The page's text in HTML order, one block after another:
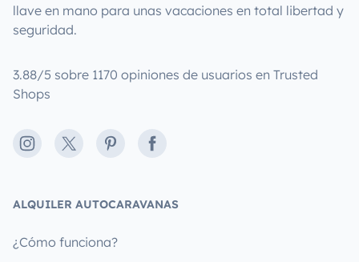
llave en mano para unas vacaciones en total libertad y
seguridad.
3.88/5 sobre 1170 opiniones de usuarios en Trusted
Shops
Instagram
X PinterestFacebook
ALQUILER AUTOCARAVANAS
¿Cómo funciona?